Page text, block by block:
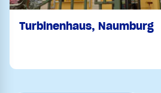
Turbinenhaus, Naumburg